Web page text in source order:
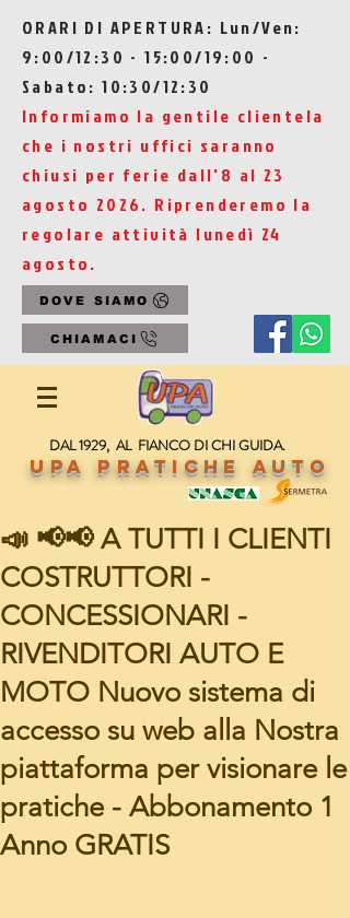
ORARI DI APERTURA: Lun/Ven:
9:00/12:30 - 15:00/19:00 -
Sabato: 10:30/12:30
Informiamo la gentile clientela
che i nostri uffici saranno
chiusi per ferie dall'8 al 23
agosto 2026. Riprenderemo la
regolare attività lunedì 24
agosto.
DOVE SIAMO
CHIAMACI
DAL 1929, AL FIANCO DI CHI GUIDA.
UPA Pratiche Auto
📣 📢📢 A TUTTI I CLIENTI
COSTRUTTORI -
CONCESSIONARI -
RIVENDITORI AUTO E
MOTO Nuovo sistema di
accesso su web alla Nostra
piattaforma per visionare le
pratiche - Abbonamento 1
Anno GRATIS